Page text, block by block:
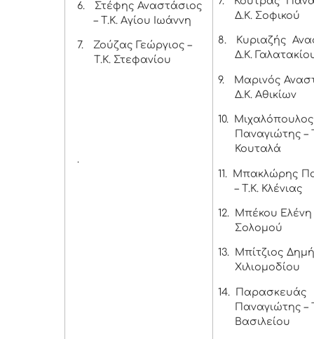
6.
Στέφης Αναστάσιος
– Τ.Κ. Αγίου Ιωάννη
7.
Ζούζας Γεώργιος –
Τ.Κ. Στεφανίου
.
Δ.Κ. Σοφικού
8.
Κυριαζής
Δ.Κ.
9.
Μαρινός
Δ.Κ. Αθικίων
10.
Μιχαλόπουλος
Παναγιώτης –
Κουταλά
11.
Μπακλώρης
– Τ.Κ. Κλένιας
12.
Μπέκου Ελένη
Σολομού
13.
Μπίτζιος
Χιλιομοδίου
14.
Παρασκευάς
Παναγιώτης –
Βασιλείου